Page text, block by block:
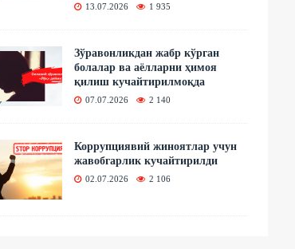
13.07.2026 1 935
Зўравонликдан жабр кўрган
болалар ва аёлларни ҳимоя
қилиш кучайтирилмоқда
07.07.2026 2 140
Коррупциявий жиноятлар учун
жавобгарлик кучайтирилди
02.07.2026 2 106